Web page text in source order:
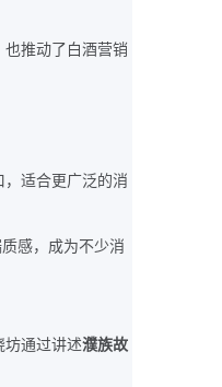
推动了白酒营销
适合更广泛的消
感，成为不少消
坊通过讲述濮族故